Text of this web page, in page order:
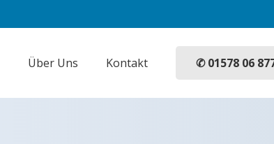
Über Uns Kontakt ✆ 01578 06